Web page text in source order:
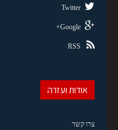
Twitter
Google+
RSS
אודות ועזרה
צרו קשר